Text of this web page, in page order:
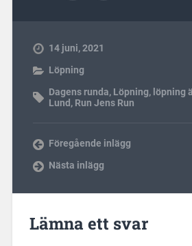
14 juni, 2021
Löpning
Dagens runda, Löpning, löpning
Lund , Run Jens Run
Föregående inlägg
Nästa inlägg
Lämna ett svar